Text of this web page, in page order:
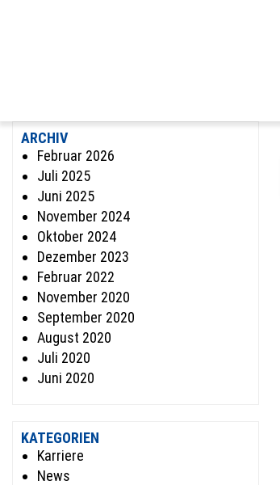
ARCHIV
Februar 2026
Juli 2025
Juni 2025
November 2024
Oktober 2024
Dezember 2023
Februar 2022
November 2020
September 2020
August 2020
Juli 2020
Juni 2020
KATEGORIEN
Karriere
News